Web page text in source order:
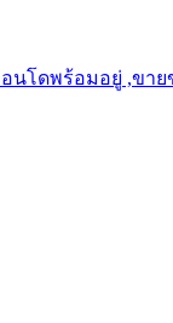
นโดพร้อมอยู่ ,ข